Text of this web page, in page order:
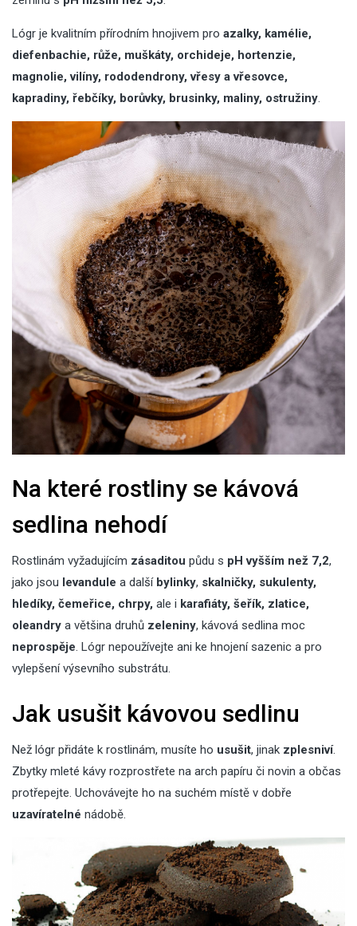
Lógr je kvalitním přírodním hnojivem pro azalky, kamélie,
diefenbachie, růže, muškáty, orchideje, hortenzie,
magnolie, vilíny, rododendrony, vřesy a vřesovce,
kapradiny, řebčíky, borůvky, brusinky, maliny, ostružiny.
Na které rostliny se kávová
sedlina nehodí
Rostlinám vyžadujícím zásaditou půdu s pH vyšším než 7,2,
jako jsou levandule a další bylinky, skalničky, sukulenty,
hledíky, čemeřice, chrpy, ale i karafiáty, šeřík, zlatice,
oleandry a většina druhů zeleniny, kávová sedlina moc
neprospěje. Lógr nepoužívejte ani ke hnojení sazenic a pro
vylepšení výsevního substrátu.
Jak usušit kávovou sedlinu
Než lógr přidáte k rostlinám, musíte ho usušit, jinak zplesniví.
Zbytky mleté kávy rozprostřete na arch papíru či novin a občas
protřepejte. Uchovávejte ho na suchém místě v dobře
uzavíratelné nádobě.